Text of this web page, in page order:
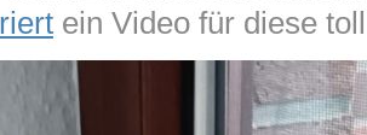
ein Video für diese